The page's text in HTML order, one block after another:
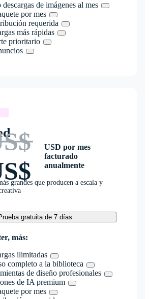
de imágenes al mes
por mes
requerida
más rápidas
prioritario
USD por mes
facturado
anualmente
grandes que producen a escala y
gratuita de 7 días
más:
ilimitadas
completo a la biblioteca
de diseño profesionales
de IA premium
por mes